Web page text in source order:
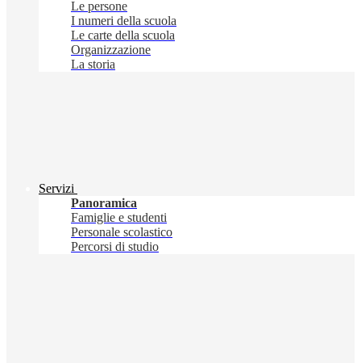
Le persone
I numeri della scuola
Le carte della scuola
Organizzazione
La storia
Servizi
Panoramica
Famiglie e studenti
Personale scolastico
Percorsi di studio